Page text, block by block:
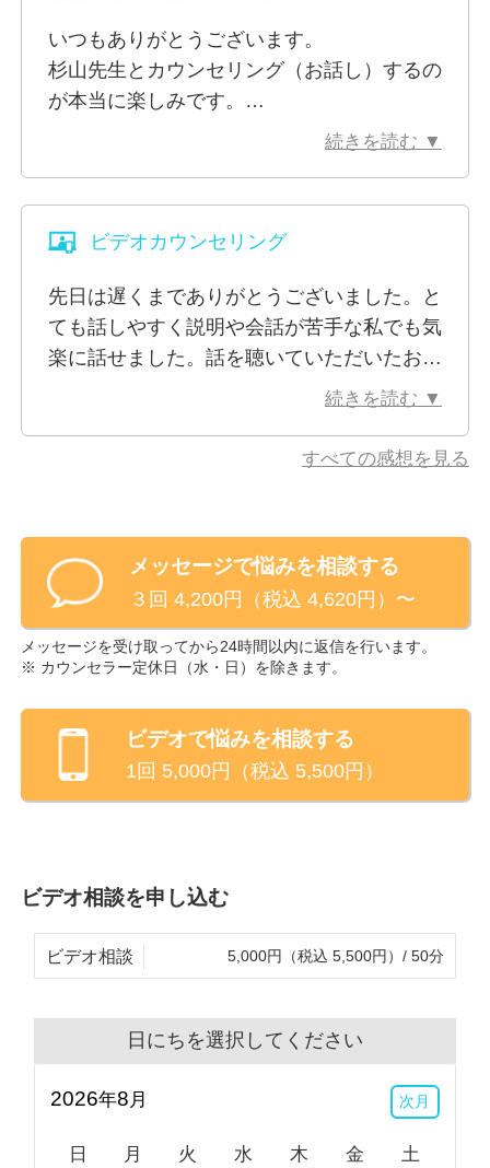
対話の中での気づきがカウンセリングで得られる大き
な要素と考えています。どのくらいの期間・頻度でど
のような気づきを感じられるかには個人差があると考
えていますので、初回でお話しさせていただいた際
に、継続されるのであれば、頻度などカウンセリング
のやり方も相談させていただけると嬉しいです。
通院中の方は、事前に主治医の先生にご相談し、外部
カウンセリングを受けることの許可を得てください。
また入院中の方のお申し込みも同様に、まずは主治医
の先生にご相談し、「医師の指示書」をご用意いただ
いつもありがとうございます。
杉山先生とカウンセリング（お話し）するの
が本当に楽しみです。
私の理屈っぽい話を見事に受け止めてくれ、
続きを読む ▼
ビデオカウンセリング
先日は遅くまでありがとうございました。と
ても話しやすく説明や会話が苦手な私でも気
楽に話せました。話を聴いていただいたおか
げで気が楽になりその時までのモヤモヤが軽
くすぐにどうこうできるものではありません
くまで沈みそうになったら話を聴いていただ
けたら有り難いです。本当にありがとうござ
いました。
続きを読む ▼
すべての感想を見る
メッセージで悩みを相談する
３回 4,200円（税込 4,620円）〜
メッセージを受け取ってから24時間以内に返信を行います。
※ カウンセラー定休日（水・日 ）を除きます。
ビデオで悩みを相談する
1回 5,000円（税込 5,500円）
ビデオ相談を申し込む
ビデオ相談 5,000円（税込 5,500円）/ 50分
日にちを選択してください
2026年8 月 次月
日 月 火 水 木 金 土